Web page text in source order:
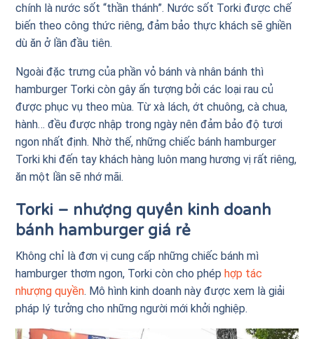
chính là nước sốt “thần thánh”. Nước sốt Torki được chế
biến theo công thức riêng, đảm bảo thực khách sẽ ghiền
dù ăn ở lần đầu tiên.
Ngoài đặc trưng của phần vỏ bánh và nhân bánh thì
hamburger Torki còn gây ấn tượng bởi các loại rau củ
được phục vụ theo mùa. Từ xà lách, ớt chuông, cà chua,
hành… đều được nhập trong ngày nên đảm bảo độ tươi
ngon nhất định. Nhờ thế, những chiếc bánh hamburger
Torki khi đến tay khách hàng luôn mang hương vị rất riêng,
ăn một lần sẽ nhớ mãi.
Torki – nhượng quyền kinh doanh
bánh hamburger giá rẻ
Không chỉ là đơn vị cung cấp những chiếc bánh mì
hamburger thơm ngon, Torki còn cho phéphợp tác
nhượng quyền. Mô hình kinh doanh này được xem là giải
pháp lý tưởng cho những người mới khởi nghiệp.